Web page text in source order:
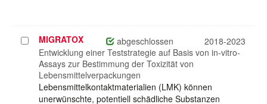
Projekt
auswählen
MIGRATOX abgeschlossen
2018-2023
Entwicklung einer Teststrategie auf Basis von in-vitro-
Assays zur Bestimmung der Toxizität von
Lebensmittelverpackungen
Lebensmittelkontaktmaterialien (LMK) können
unerwünschte, potentiell schädliche Substanzen